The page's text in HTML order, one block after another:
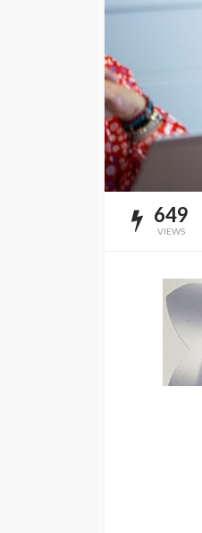
649
VIEWS